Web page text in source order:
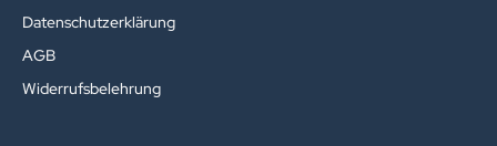
Datenschutzerklärung
AGB
Widerrufsbelehrung